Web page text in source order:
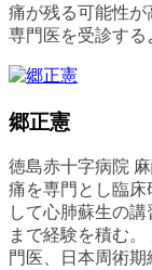
痛が残る可能性が
専門医を受診する
郷正憲
徳島赤十字病院
痛を専門とし臨床
して心肺蘇生の
まで経験を積む
門医、日本周術期